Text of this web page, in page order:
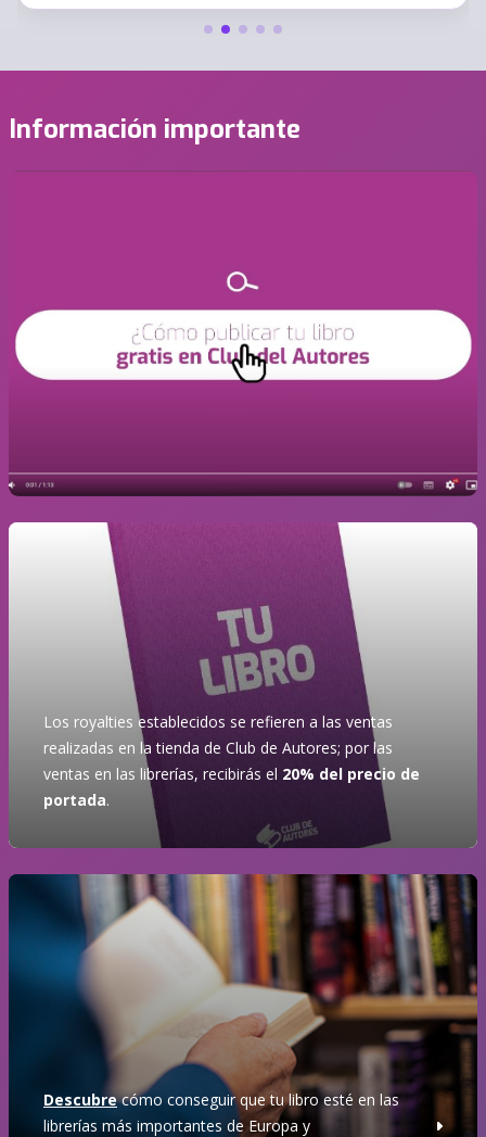
Información importante
Los royalties establecidos se refieren a las ventas
realizadas en la tienda de Club de Autores; por las
ventas en las librerías, recibirás el 20% del precio de
portada.
Descubrecómo conseguir que tu libro esté en las
librerías más importantes de Europa y